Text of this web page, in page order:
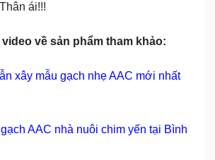
ái!!!
về sản phẩm tham khảo:
xây mẫu gạch nhẹ AAC mới nhất
AAC nhà nuôi chim yến tại Bình